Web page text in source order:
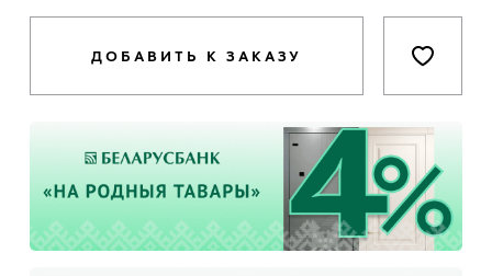
ДОБАВИТЬ К ЗАКАЗУ